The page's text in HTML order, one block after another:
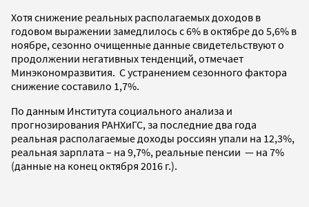
Хотя снижение реальных располагаемых доходов в
годовом выражении замедлилось с 6% в октябре до 5,6% в
ноябре, сезонно очищенные данные свидетельствуют о
продолжении негативных тенденций, отмечает
Минэкономразвития. С устранением сезонного фактора
снижение составило 1,7%.
По данным Института социального анализа и
прогнозирования РАНХиГС, за последние два года
реальная располагаемые доходы россиян упали на 12,3%,
реальная зарплата – на 9,7%, реальные пенсии — на 7%
(данные на конец октября 2016 г.).